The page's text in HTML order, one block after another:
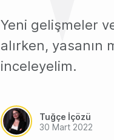
Yeni gelişmeler
alırken, yasanın
inceleyelim.
Tuğçe İçözü
30 Mart 2022